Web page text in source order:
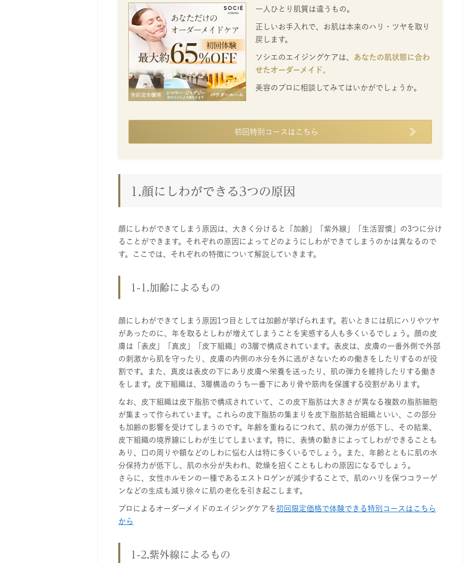
一人ひとり肌質は違うもの。
正しいお手入れで、お肌は本来のハリ・ツヤを取り
戻します。
ソシエのエイジングケアは、 あなたの肌状態に合わ
せたオーダーメイド。
美容のプロに相談してみてはいかがでしょうか。
初回特別コースはこちら
1.顔にしわができる3つの原因
顔にしわができてしまう原因は、大きく分けると「加齢」「紫外線」「生活習慣」の3つに分け
ることができます。それぞれの原因によってどのようにしわができてしまうのかは異なるので
す。ここでは、それぞれの特徴について解説していきます。
1-1.加齢によるもの
顔にしわができてしまう原因1つ目としては加齢が挙げられます。若いときには肌にハリやツヤ
があったのに、年を取るとしわが増えてしまうことを実感する人も多くいるでしょう。顔の皮
膚は「表皮」「真皮」「皮下組織」の3層で構成されています。表皮は、皮膚の一番外側で外部
の刺激から肌を守ったり、皮膚の内側の水分を外に逃がさないための働きをしたりするのが役
割です。また、真皮は表皮の下にあり皮膚へ栄養を送ったり、肌の弾力を維持したりする働き
をします。皮下組織は、3層構造のうち一番下にあり骨や筋肉を保護する役割があります。
なお、皮下組織は皮下脂肪で構成されていて、この皮下脂肪は大きさが異なる複数の脂肪細胞
が集まって作られています。これらの皮下脂肪の集まりを皮下脂肪結合組織といい、この部分
も加齢の影響を受けてしまうのです。年齢を重ねるにつれて、肌の弾力が低下し、その結果、
皮下組織の境界線にしわが生じてしまいます。特に、表情の動きによってしわができることも
あり、口の周りや額などのしわに悩む人は特に多くいるでしょう。また、年齢とともに肌の水
分保持力が低下し、肌の水分が失われ、乾燥を招くこともしわの原因になるでしょう。
さらに、女性ホルモンの一種であるエストロゲンが減少することで、肌のハリを保つコラーゲ
ンなどの生成も減り徐々に肌の老化を引き起こします。
プロによるオーダーメイドのエイジングケアを初回限定価格で体験できる特別コースはこちら
から
1-2.紫外線によるもの